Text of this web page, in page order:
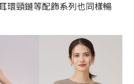
環頸鏈等配飾系列也同樣暢